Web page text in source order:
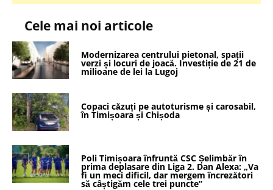
Cele mai noi articole
Modernizarea centrului pietonal, spații
verzi și locuri de joacă. Investiție de 21 de
milioane de lei la Lugoj
Copaci căzuți pe autoturisme și carosabil,
în Timișoara și Chișoda
Poli Timișoara înfruntă CSC Șelimbăr în
prima deplasare din Liga 2. Dan Alexa: „Va
fi un meci dificil, dar mergem încrezători
să câștigăm cele trei puncte”